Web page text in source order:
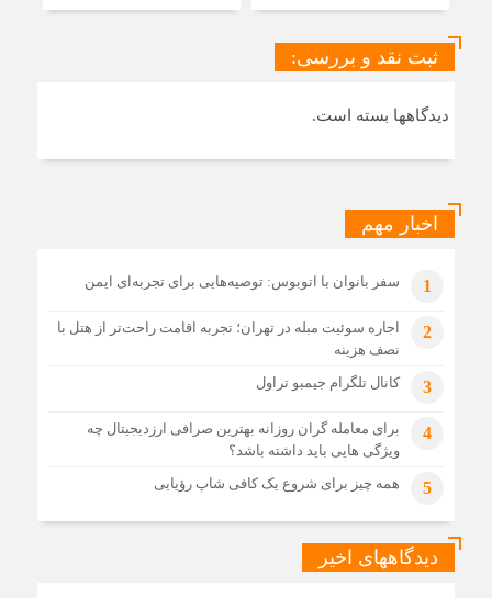
ثبت نقد و بررسی:
دیدگاهها بسته است.
اخبار مهم
1 سفر بانوان با اتوبوس: توصیه‌هایی برای تجربه‌ای ایمن
2
اجاره سوئیت مبله در تهران؛ تجربه اقامت راحت‌تر از هتل با
نصف هزینه
3 کانال تلگرام جیمبو تراول
4
برای معامله گران روزانه بهترین صرافی ارزدیجیتال چه
ویژگی هایی باید داشته باشد؟
5 همه چیز برای شروع یک کافی شاپ رؤیایی
دیدگاههای اخیر